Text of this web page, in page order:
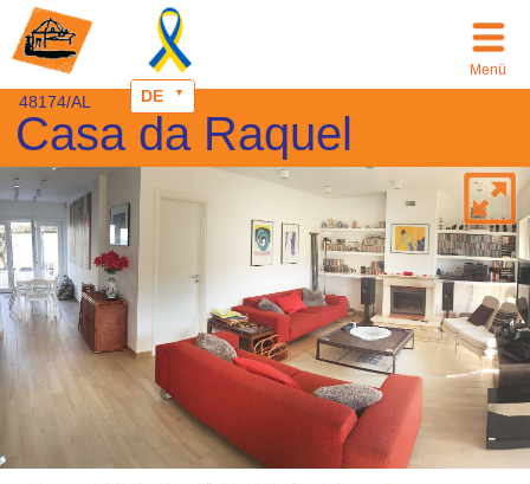
DE
48174/AL
Casa da Raquel
Menü